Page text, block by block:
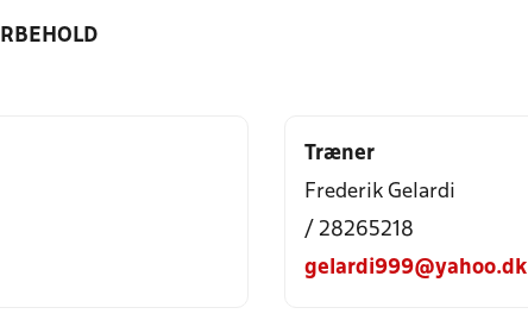
Træner
Frederik Gelardi
/ 28265218
gelardi999@yahoo.dk